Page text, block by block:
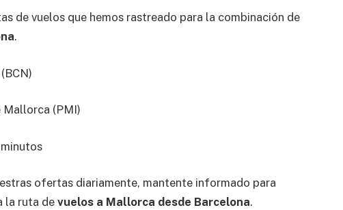
de vuelos que hemos rastreado para la combinación de
.
Mallorca (PMI)
ofertas diariamente, mantente informado para
la ruta de vuelos a Mallorca desde Barcelona.